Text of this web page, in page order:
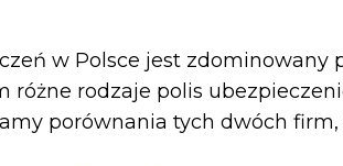
w Polsce jest zdominowany
różne rodzaje polis
porównania tych dwóch